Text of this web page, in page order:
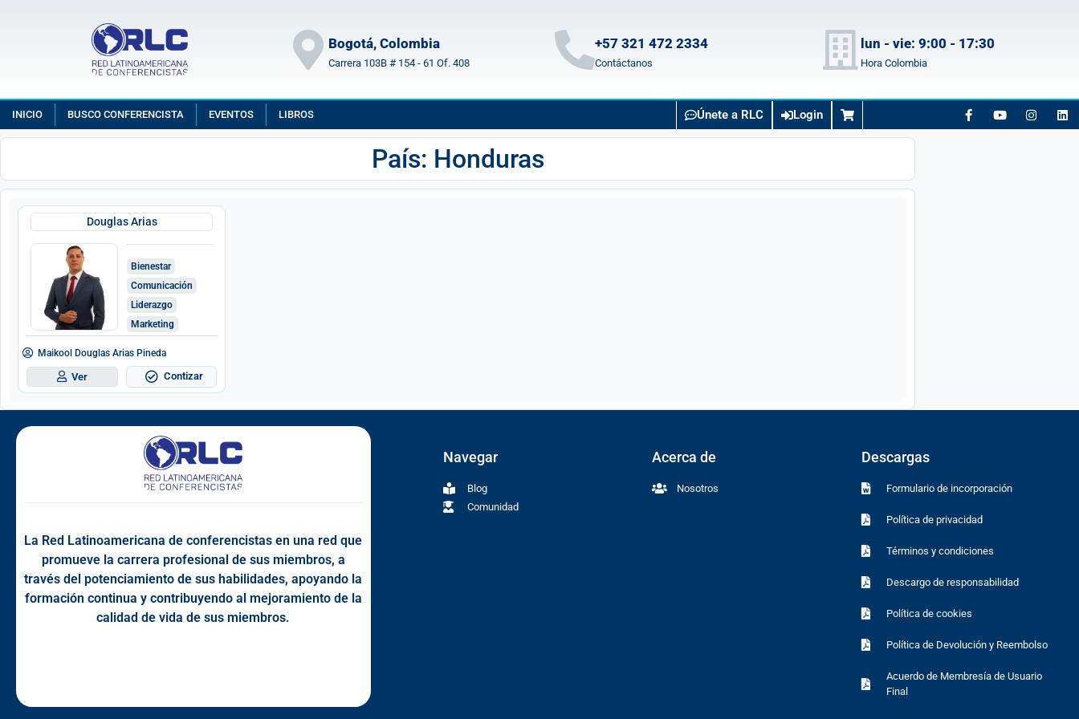
Bogotá, Colombia
Carrera 103B # 154 - 61 Of. 408
+57 321 472 2334
Contáctanos
lun - vie: 9:00 - 17:30
Hora Colombia
INICIO BUSCO CONFERENCISTA EVENTOS LIBROS Únete a RLC Login
País: Honduras
Douglas Arias
Bienestar
Comunicación
Liderazgo
Marketing
Maikool Douglas Arias Pineda
Ver Contizar
La Red Latinoamericana de conferencistas en una red que
promueve la carrera profesional de sus miembros, a
través del potenciamiento de sus habilidades, apoyando la
formación continua y contribuyendo al mejoramiento de la
calidad de vida de sus miembros.
Navegar
Blog
Comunidad
Acerca de
Nosotros
Descargas
Formulario de incorporación
Política de privacidad
Términos y condiciones
Descargo de responsabilidad
Política de cookies
Política de Devolución y Reembolso
Acuerdo de Membresía de Usuario
Final